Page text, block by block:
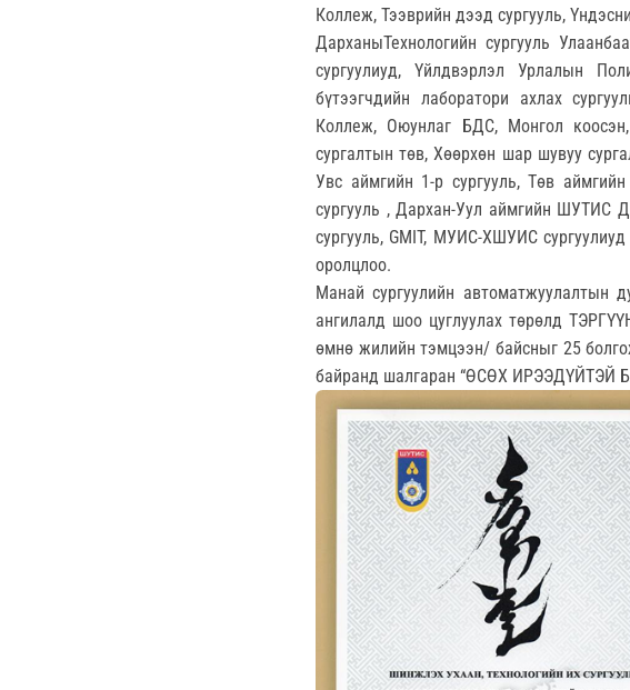
Коллеж, Тээврийн дээд сургууль,
ДарханыТехнологийн сургууль
сургуулиуд, Үйлдвэрлэл Урлалын
бүтээгчдийн лаборатори ахлах
Коллеж, Оюунлаг БДС, Монгол
сургалтын төв, Хөөрхөн шар шувуу
Увс аймгийн 1-р сургууль, Төв
сургууль , Дархан-Уул аймгийн ШУТИС
сургууль, GMIT, МУИС-ХШУИС
оролцлоо.
Манай сургуулийн автоматжуулалтын
ангилалд шоо цуглуулах төрөлд
өмнө жилийн тэмцээн/ байсныг 25
байранд шалгаран “ӨСӨХ ИРЭЭДҮЙТЭЙ